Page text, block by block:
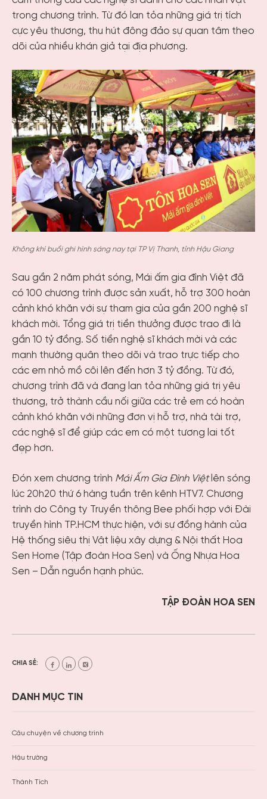
trong chương trình. Từ đó lan tỏa những giá trị tích
cực yêu thương, thu hút đông đảo sự quan tâm theo
dõi của nhiều khán giả tại địa phương.
Không khí buổi ghi hình sáng nay tại TP Vị Thanh, tỉnh Hậu Giang
Sau gần 2 năm phát sóng, Mái ấm gia đình Việt đã
có 100 chương trình được sản xuất, hỗ trợ 300 hoàn
cảnh khó khăn với sự tham gia của gần 200 nghệ sĩ
khách mời. Tổng giá trị tiền thưởng được trao đi là
gần 10 tỷ đồng. Số tiền nghệ sĩ khách mời và các
mạnh thường quân theo dõi và trao trực tiếp cho
các em nhỏ mồ côi lên đến hơn 3 tỷ đồng. Từ đó,
chương trình đã và đang lan tỏa những giá trị yêu
thương, trở thành cầu nối giữa các trẻ em có hoàn
cảnh khó khăn với những đơn vị hỗ trợ, nhà tài trợ,
các nghệ sĩ để giúp các em có một tương lai tốt
đẹp hơn.
Đón xem chương trình Mái Ấm Gia Đình Việtlên sóng
lúc 20h20 thứ 6 hàng tuần trên kênh HTV7. Chương
trình do Công ty Truyền thông Bee phối hợp với Đài
truyền hình TP.HCM thực hiện, với sự đồng hành của
Hệ thống siêu thị Vật liệu xây dựng & Nội thất Hoa
Sen Home (Tập đoàn Hoa Sen) và Ống Nhựa Hoa
Sen – Dẫn nguồn hạnh phúc.
TẬP ĐOÀN HOA SEN
CHIA SẺ:
DANH MỤC TIN
Câu chuyện về chương trình
Hậu trường
Thành Tích